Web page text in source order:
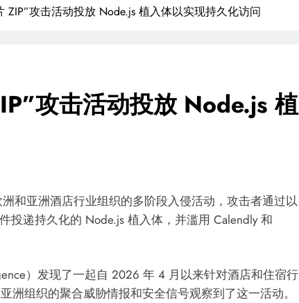
ZIP”攻击活动投放 Node.js 植入体以实现持久化访问
攻击活动投放 Node.js 植
和亚洲酒店行业组织的多阶段入侵活动，攻击者通过以
投递持久化的 Node.js 植入体，并滥用 Calendly 和
）发现了一起自 2026 年 4 月以来针对酒店和住宿行
组织的聚合威胁情报和安全信号观察到了这一活动。